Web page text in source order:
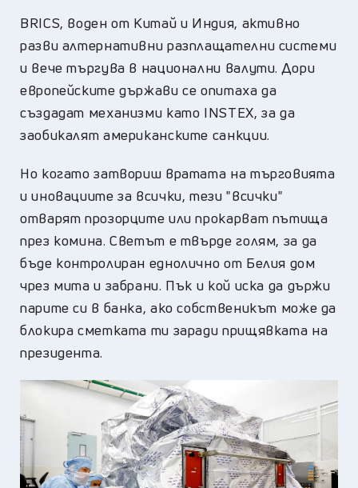
BRICS, воден от Китай и Индия, активно
разви алтернативни разплащателни системи
и вече търгува в национални валути. Дори
европейските държави се опитаха да
създадат механизми като INSTEX, за да
заобикалят американските санкции.
Но когато затвориш вратата на търговията
и иновациите за всички, тези "всички"
отварят прозорците или прокарват пътища
през комина. Светът е твърде голям, за да
бъде контролиран еднолично от Белия дом
чрез мита и забрани. Пък и кой иска да държи
парите си в банка, ако собственикът може да
блокира сметката ти заради прищявката на
президента.